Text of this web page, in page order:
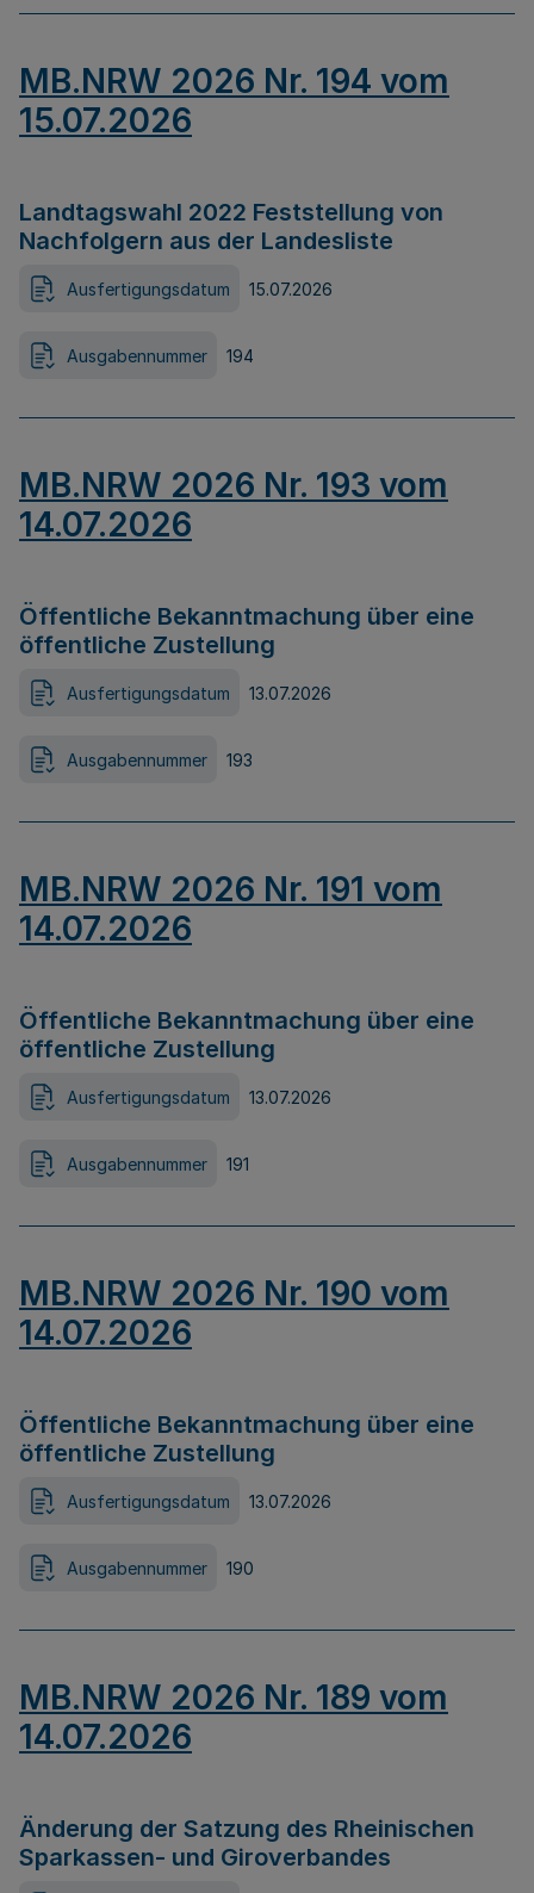
MB.NRW 2026 Nr. 194 vom
15.07.2026
Landtagswahl 2022 Feststellung von
Nachfolgern aus der Landesliste
Ausfertigungsdatum 15.07.2026
Ausgabennummer 194
MB.NRW 2026 Nr. 193 vom
14.07.2026
Öffentliche Bekanntmachung über eine
öffentliche Zustellung
Ausfertigungsdatum 13.07.2026
Ausgabennummer 193
MB.NRW 2026 Nr. 191 vom
14.07.2026
Öffentliche Bekanntmachung über eine
öffentliche Zustellung
Ausfertigungsdatum 13.07.2026
Ausgabennummer 191
MB.NRW 2026 Nr. 190 vom
14.07.2026
Öffentliche Bekanntmachung über eine
öffentliche Zustellung
Ausfertigungsdatum 13.07.2026
Ausgabennummer 190
MB.NRW 2026 Nr. 189 vom
14.07.2026
Änderung der Satzung des Rheinischen
Sparkassen- und Giroverbandes